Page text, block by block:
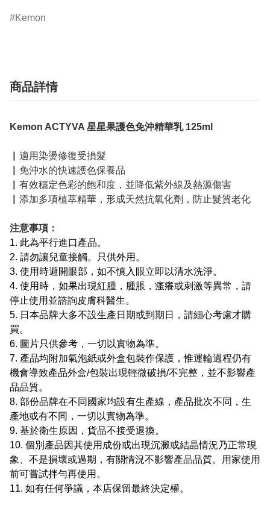
Kemon
商品詳情
Kemon ACTYVA 星星果護色免沖精華乳 125ml
▏適用染燙修復受損髮
▏免沖水的快速護色保養品
▏有效穩定色彩的飽和度，並降低紫外線及熱源傷害
▏添加多項植萃精華，形成天然抗氧化劑，防止髮質老化
注意事項：
1. 此為平行進口產品。
2. 請勿讓兒童接觸。只供外用。
3. 使用時避開眼部，如不慎入眼立即以清水洗淨。
4. 使用時，如果出現紅腫，腫脹，瘙癢或刺激等異常，請
停止使用並諮詢皮膚科醫生。
5. 日本品牌大多不設生產日期或到期日，請細心考慮才購
買。
6. 圖片只供參考，一切以實物為準。
7. 產品均附加氣泡紙或外盒包裝作保護，惟運輪過程仍有
機會導致產品外盒/包裝出現輕微破損/不完整，並不影響產
品品質。
8. 部份品牌在不同國家均設有生產線，產品批次不同，生
產地或有不同，一切以實物為準。
9. 基於衛生原因，貨品不接受退換。
10. 個別產品因其使用成份或出現沉澱或結晶情況乃正常現
象、不是損壞或過期，有關情況不影響產品品質。用家使用
前可嘗試拌勻再使用。
11. 如有任何爭議，本店保留最終決定權。